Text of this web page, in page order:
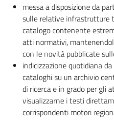
messa a disposizione da
sulle relative infrastrutture
catalogo contenente
atti normativi,
con le novità pubblicate
indicizzazione quotidiana
cataloghi su un archivio
di ricerca e in grado per gli
visualizzarne i testi
corrispondenti motori